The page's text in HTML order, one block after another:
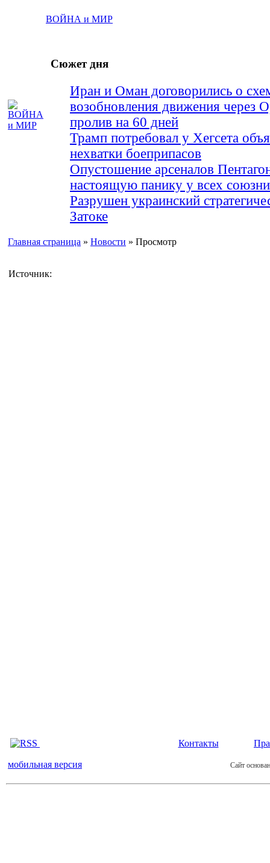
ВОЙНА и МИР
Сюжет дня
Иран и Оман договорились о
возобновления движения через
пролив на 60 дней
Трамп потребовал у Хегсета
нехватки боеприпасов
Опустошение арсеналов
настоящую панику у всех
Разрушен украинский
Затоке
Главная страница » Новости » Просмотр
Источник:
Контакты
мобильная версия Сайт